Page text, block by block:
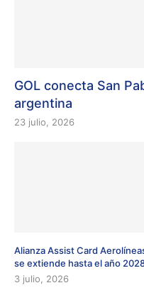
GOL conecta San
argentina
23 julio, 2026
Alianza Assist Card
se extiende hasta el año
3 julio, 2026